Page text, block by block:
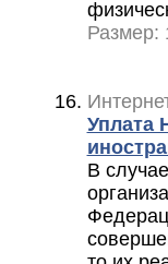
Размер:
Уплата
В